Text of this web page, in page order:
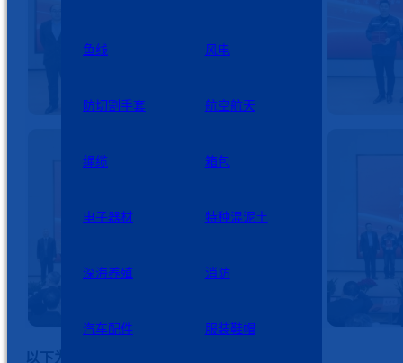
鱼线 风电
防切割手套 航空航天
绳缆 箱包
电子器材 特种混泥土
深海养殖 消防
汽车配件 服装鞋帽
以下为抽奖和文艺演出照片